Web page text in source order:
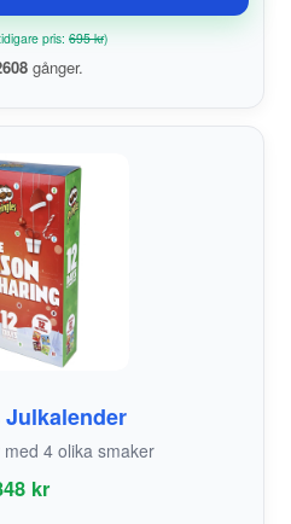
pris: 695 kr)
gånger.
4 olika smaker
kr